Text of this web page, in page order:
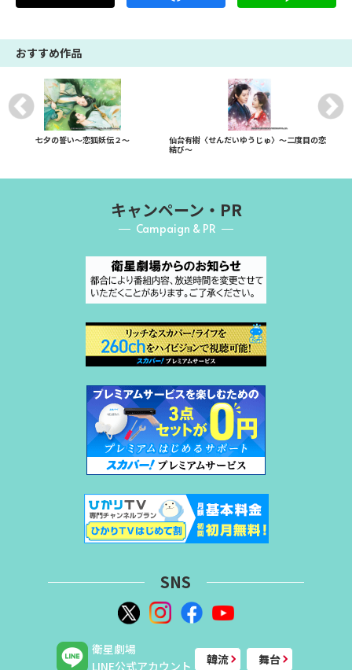
おすすめ作品
七夕の誓い～恋狐妖伝２～
仙台有樹〈せんだいゆうじゅ〉～二度目の恋
結び～
キャンペーン・PR
Campaign & PR
SNS
衛星劇場
LINE公式アカウント
韓流 舞台